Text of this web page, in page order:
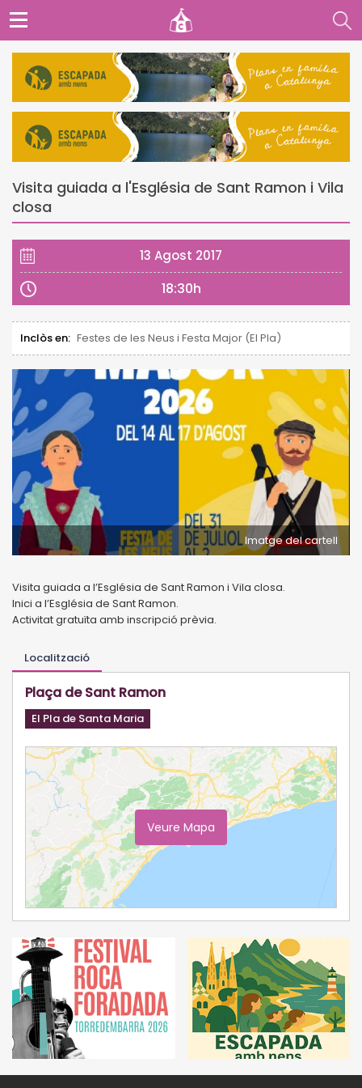
Visita guiada a l'Església de Sant Ramon i Vila
closa
13 Agost 2017
18:30h
Inclòs en: Festes de les Neus i Festa Major (El Pla)
Imatge del cartell
Visita guiada a l’Església de Sant Ramon i Vila closa.
Inici a l’Església de Sant Ramon.
Activitat gratuïta amb inscripció prèvia.
Localització
Plaça de Sant Ramon
El Pla de Santa Maria
Veure Mapa